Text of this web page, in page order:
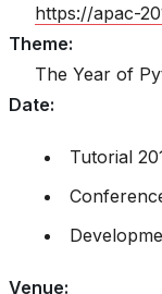
https://apac-
Theme:
The Year of
Date:
Tutorial
Venue: